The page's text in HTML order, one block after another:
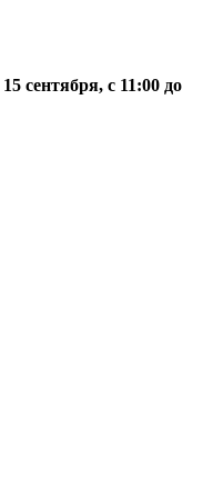
15 сентября, с 11:00 до